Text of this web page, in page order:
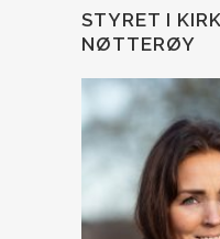
STYRET I
NØTTERØY